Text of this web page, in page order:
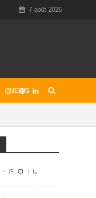
7 août 2026
NEWS